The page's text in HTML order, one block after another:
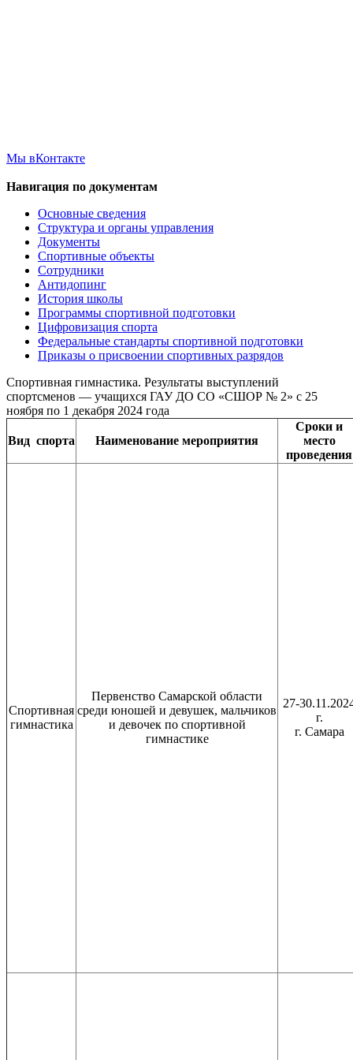
Мы вКонтакте
Навигация по документам
Основные сведения
Структура и органы управления
Документы
Спортивные объекты
Сотрудники
Антидопинг
История школы
Программы спортивной подготовки
Цифровизация спорта
Федеральные стандарты спортивной подготовки
Приказы о присвоении спортивных разрядов
Спортивная гимнастика. Результаты выступлений
спортсменов — учащихся ГАУ ДО СО «СШОР № 2» с 25
ноября по 1 декабря 2024 года
Вид спорта Наименование мероприятия
Сроки и
место
проведения
Спортивная
гимнастика
Первенство Самарской области
среди юношей и девушек, мальчиков
и девочек по спортивной
гимнастике
27-
г.
г. Самара